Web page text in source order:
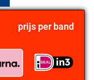
prijs per band